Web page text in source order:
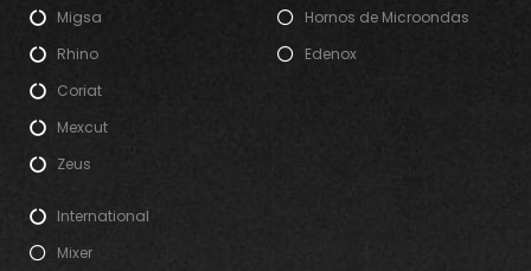
Migsa
Rhino
Coriat
Mexcut
Zeus
Hornos de Microondas
Edenox
International
Mixer